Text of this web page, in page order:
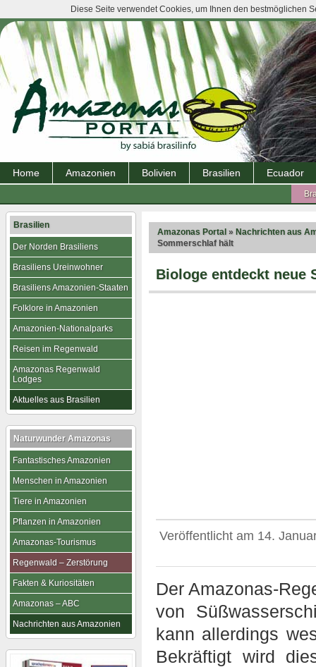
Home Amazonien Bolivien Brasilien Ecuador
Amazonas Portal » Nachrichten aus
Sommerschlaf hält
Biologe entdeckt neue
Veröffentlicht am 14.
Der Amazonas-
von
kann allerdings
Bekräftigt wird
Brasilien
Der Norden Brasiliens
Brasiliens Ureinwohner
Brasiliens Amazonien-Staaten
Folklore in Amazonien
Amazonien-Nationalparks
Reisen im Regenwald
Amazonas Regenwald
Lodges
Aktuelles aus Brasilien
Naturwunder Amazonas
Fantastisches Amazonien
Menschen in Amazonien
Tiere in Amazonien
Pflanzen in Amazonien
Amazonas-Tourismus
Regenwald – Zerstörung
Fakten & Kuriositäten
Amazonas – ABC
Nachrichten aus Amazonien
Diese Seite verwendet Cookies, um Ihnen den bestmöglichen